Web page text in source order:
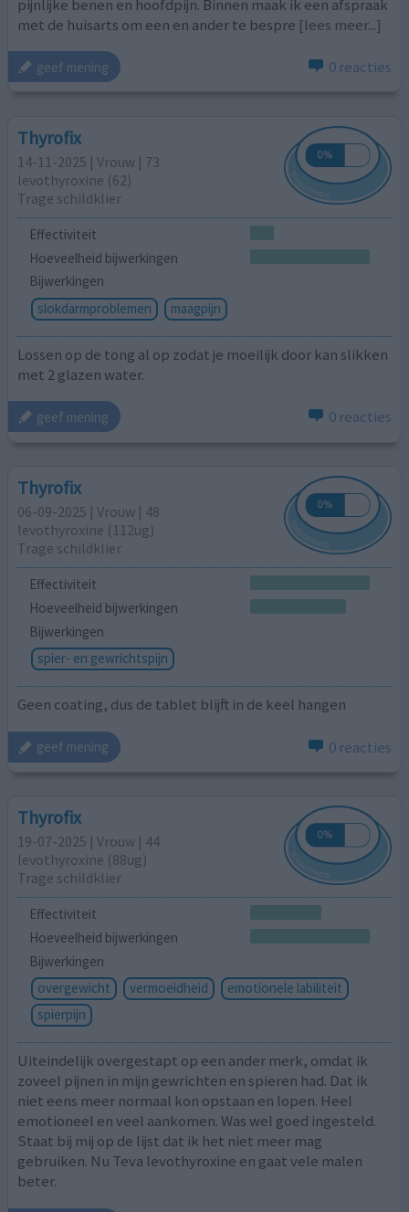
pijnlijke benen en hoofdpijn. Binnen maak ik een afspraak
met de huisarts om een en ander te bespre [lees meer...]
geef mening 0 reacties
Thyrofix
14-11-2025 | Vrouw | 73
levothyroxine (62)
Trage schildklier
Effectiviteit
Hoeveelheid bijwerkingen
Bijwerkingen
slokdarmproblemen
maagpijn
Lossen op de tong al op zodat je moeilijk door kan slikken
met 2 glazen water.
geef mening 0 reacties
Thyrofix
06-09-2025 | Vrouw | 48
levothyroxine (112ug)
Trage schildklier
Effectiviteit
Hoeveelheid bijwerkingen
Bijwerkingen
spier- en gewrichtspijn
Geen coating, dus de tablet blijft in de keel hangen
geef mening 0 reacties
Thyrofix
19-07-2025 | Vrouw | 44
levothyroxine (88ug)
Trage schildklier
Effectiviteit
Hoeveelheid bijwerkingen
Bijwerkingen
overgewicht
vermoeidheid
emotionele labiliteit
spierpijn
Uiteindelijk overgestapt op een ander merk, omdat ik
zoveel pijnen in mijn gewrichten en spieren had. Dat ik
niet eens meer normaal kon opstaan en lopen. Heel
emotioneel en veel aankomen. Was wel goed ingesteld.
Staat bij mij op de lijst dat ik het niet meer mag
gebruiken. Nu Teva levothyroxine en gaat vele malen
beter.